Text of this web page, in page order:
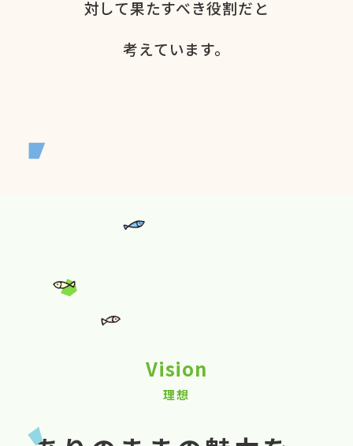
対して​果た​すべき役割だと​
考えています。​
Vision
理想